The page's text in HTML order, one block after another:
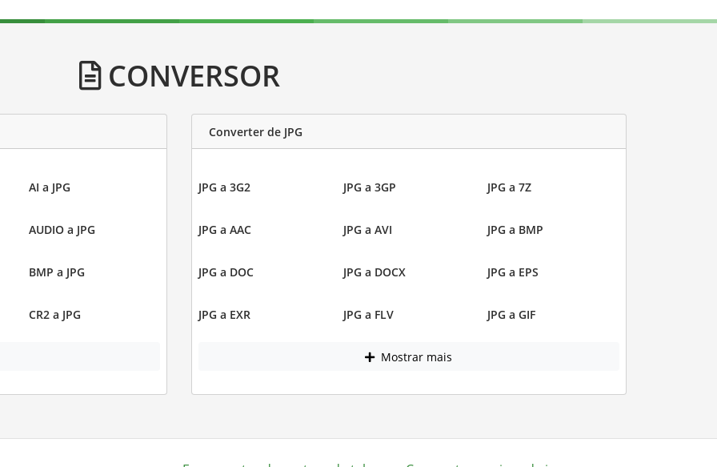
CONVERSOR
AI a JPG
AUDIO a JPG
BMP a JPG
CR2 a JPG
Converter de JPG
JPG a 3G2 JPG a 3GP JPG a 7Z
JPG a AAC JPG a AVI JPG a BMP
JPG a DOC JPG a DOCX JPG a EPS
JPG a EXR JPG a FLV JPG a GIF
Mostrar mais